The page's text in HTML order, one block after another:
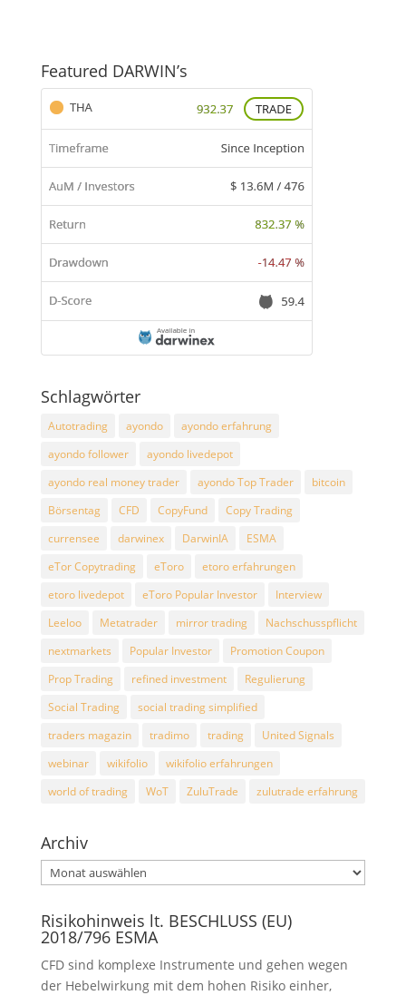
Featured DARWIN’s
Schlagwörter
Autotrading ayondo
ayondo erfahrung
ayondo follower
ayondo livedepot
ayondo real money trader
ayondo Top Trader
bitcoin
Börsentag
CFD CopyFund
Copy Trading
currensee
darwinex DarwinIA
ESMA
eTor Copytrading
eToro
etoro erfahrungen
etoro livedepot
eToro Popular Investor
Interview
Leeloo
Metatrader mirror trading
Nachschusspflicht
nextmarkets
Popular Investor
Promotion Coupon
Prop Trading
refined investment
Regulierung
Social Trading
social trading simplified
traders magazin
tradimo trading
United Signals
webinar
wikifolio
wikifolio erfahrungen
world of trading
WoT ZuluTrade zulutrade erfahrung
Archiv
Archiv
Risikohinweis lt. BESCHLUSS (EU)
2018/796 ESMA
CFD sind komplexe Instrumente und gehen wegen
der Hebelwirkung mit dem hohen Risiko einher,